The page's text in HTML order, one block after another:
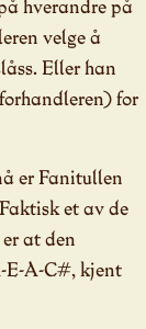
hverandre på
velge å
Eller han
for
er Fanitullen
et av de
at den
E-A-C#, kjent